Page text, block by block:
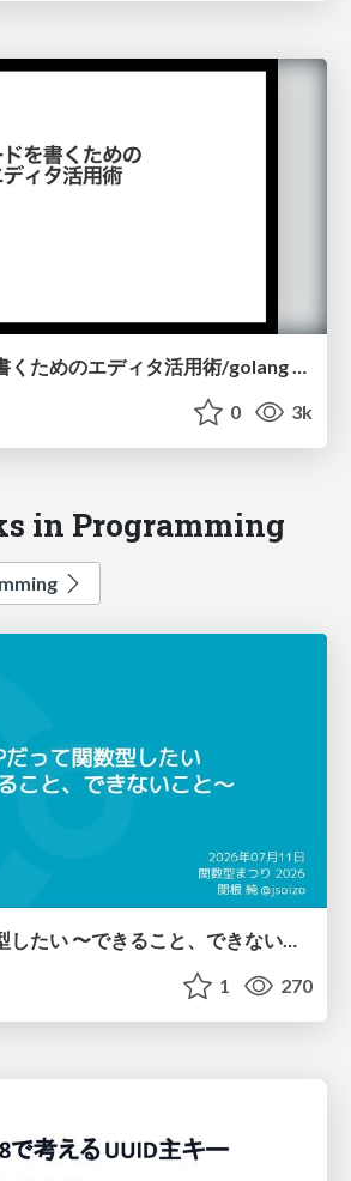
楽してコードを書くためのエディタ活用術/golang on emacs
0 3k
in Programming
PHPだって関数型したい 〜できること、できないこと〜 / fp-in-php
1 270